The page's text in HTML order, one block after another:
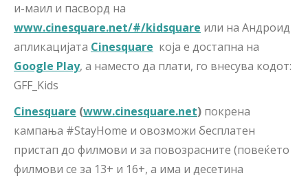
и-маил и пасворд на
www.cinesquare.net/#/kidsquare или на Андроид
апликацијата Cinesquare која е достапна на
Google Play, a наместо да плати, го внесува кодот:
GFF_Kids
Cinesquare (www.cinesquare.net) покрена
кампања #StayHome и овозможи бесплатен
пристап до филмови и за повозрасните (повеќето
филмови се за 13+ и 16+, а има и десетина